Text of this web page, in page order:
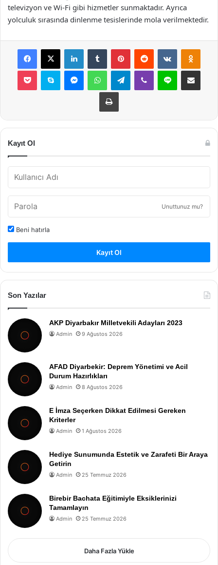
televizyon ve Wi-Fi gibi hizmetler sunmaktadır. Ayrıca
yolculuk sırasında dinlenme tesislerinde mola verilmektedir.
Facebook
X LinkedInTumblr PinterestReddit VKontakte
Pocket Skype MessengerWhatsAppTelegramViber Line E-Posta ile
Yazdır
Kayıt Ol
Unuttunuz mu?
Beni hatırla
Kayıt Ol
Son Yazılar
AKP Diyarbakır Milletvekili Adayları 2023
Admin 9 Ağustos 2026
AFAD Diyarbekir: Deprem Yönetimi ve Acil
Durum Hazırlıkları
Admin 8 Ağustos 2026
E İmza Seçerken Dikkat Edilmesi Gereken
Kriterler
Admin 1 Ağustos 2026
Hediye Sunumunda Estetik ve Zarafeti Bir Araya
Getirin
Admin 25 Temmuz 2026
Birebir Bachata Eğitimiyle Eksiklerinizi
Tamamlayın
Admin 25 Temmuz 2026
Daha Fazla Yükle